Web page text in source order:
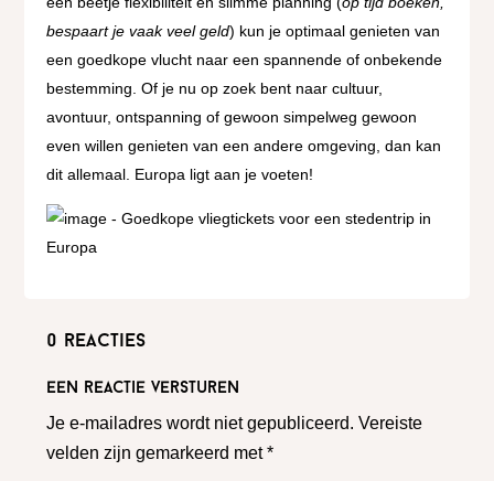
bespaart je vaak veel geld) kun je optimaal genieten van
een goedkope vlucht naar een spannende of onbekende
bestemming. Of je nu op zoek bent naar cultuur,
avontuur, ontspanning of gewoon simpelweg gewoon
even willen genieten van een andere omgeving, dan kan
dit allemaal. Europa ligt aan je voeten!
0 reacties
Een reactie versturen
Je e-mailadres wordt niet gepubliceerd. Vereiste
velden zijn gemarkeerd met*